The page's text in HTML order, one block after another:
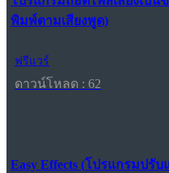
พิมพ์ตามเสียงพูด)
ฟรีแวร์
ดาวน์โหลด : 62
Easy Effects (โปรแกรมปรับ